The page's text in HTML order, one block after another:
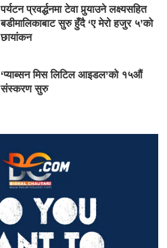
पर्यटन प्रवर्द्धनमा टेवा पुर्‍याउने लक्ष्यसहित
बडीमालिकाबाट सुरु हुँदै ‘ए मेरो हजुर ५’को
छायांकन
‘प्याब्सन मिस लिटिल आइडल’को १५औं
संस्करण सुरु